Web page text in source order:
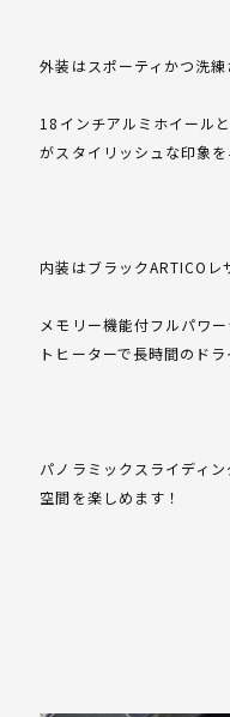
外装はスポーティかつ洗練
18インチアルミホイール
がスタイリッシュな印象を
内装はブラックARTICOレ
メモリー機能付フルパワ
トヒーターで長時間のドラ
パノラミックスライディ
空間を楽しめます！